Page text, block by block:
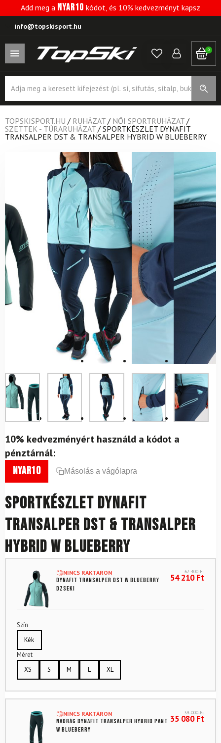
Add meg a NYAR10 kódot, és 10% kedvezményt kapsz
info@topskisport.hu
0
search
TOPSKISPORT.HU / RUHÁZAT / NŐI SPORTRUHÁZAT /
SZETTEK - TÚRARUHÁZAT / SPORTKÉSZLET DYNAFIT
TRANSALPER DST & TRANSALPER HYBRID W BLUEBERRY
10% kedvezményért használd a kódot a
pénztárnál:
nyar10 Másolás a vágólapra
Sportkészlet DYNAFIT
Transalper DST & Transalper
Hybrid W Blueberry
NINCS RAKTÁRON
DYNAFIT Transalper DST W Blueberry
dzseki
62 400Ft
54 210Ft
Szín
Kék
Méret
XS
S M L XL
NINCS RAKTÁRON
Nadrág DYNAFIT Transalper Hybrid Pant
W Blueberry
39 000Ft
35 080Ft